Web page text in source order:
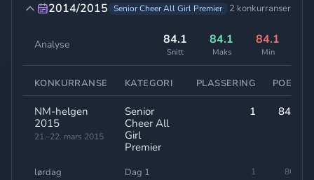
2014/2015 Senior Cheer All Girl Premier 2 konkurranser
Analyse 84.1
Snitt
84.1
Maks
84.1
Min
KONKURRANSE KATEGORI PLASSERING POENG
NM-helgen
2015
21.–22. mars 2015
Senior
Cheer All
Girl
Premier
1 84,10
lørdag Dag 1 1 86,70